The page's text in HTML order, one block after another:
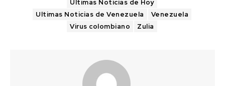
Ultimas Noticias de Hoy
Ultimas Noticias de Venezuela
Venezuela
Virus colombiano
Zulia